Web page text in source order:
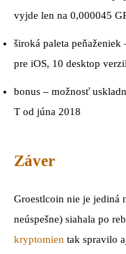
vyjde len na 0,000045
široká paleta
pre iOS, 10 desktop
bonus – možnosť
T od júna 2018
Záver
Groestlcoin nie je jediná
neúspešne) siahala po
kryptomien tak spravilo